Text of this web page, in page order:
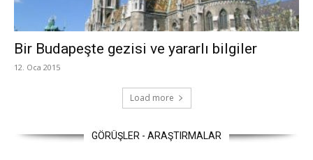
Bir Budapeşte gezisi ve yararlı bilgiler
12. Oca 2015
Load more
GÖRÜŞLER - ARAŞTIRMALAR